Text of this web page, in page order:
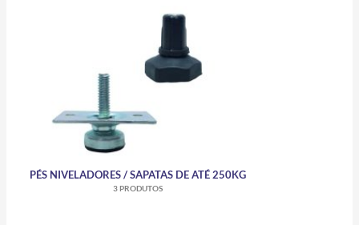
PÉS NIVELADORES / SAPATAS DE ATÉ 250KG
3 PRODUTOS